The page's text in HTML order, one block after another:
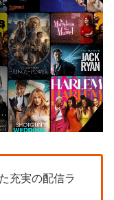
充実の配信ラ